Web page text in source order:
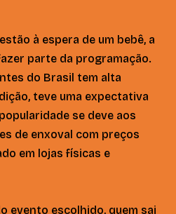
à espera de um bebê, a
parte da programação.
do Brasil tem alta
teve uma expectativa
se deve aos
de enxoval com preços
em lojas físicas e
evento escolhido, quem sai